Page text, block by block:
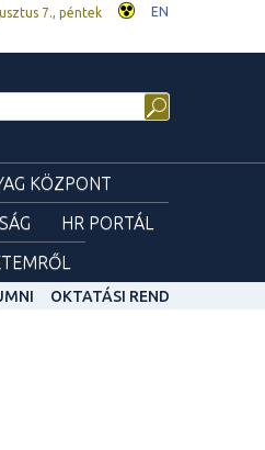
7., péntek EN
KÖZPONT
HR PORTÁL
OKTATÁSI REND